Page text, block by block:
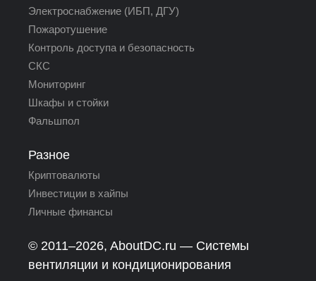
Электроснабжение (ИБП, ДГУ)
Пожаротушение
Контроль доступа и безопасность
СКС
Мониторинг
Шкафы и стойки
Фальшпол
Разное
Криптовалюты
Инвестиции в хайпы
Личные финансы
© 2011–2026, AboutDC.ru — Системы
вентиляции и кондиционирования